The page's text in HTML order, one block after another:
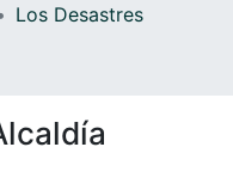
Statistics
Los Desastres